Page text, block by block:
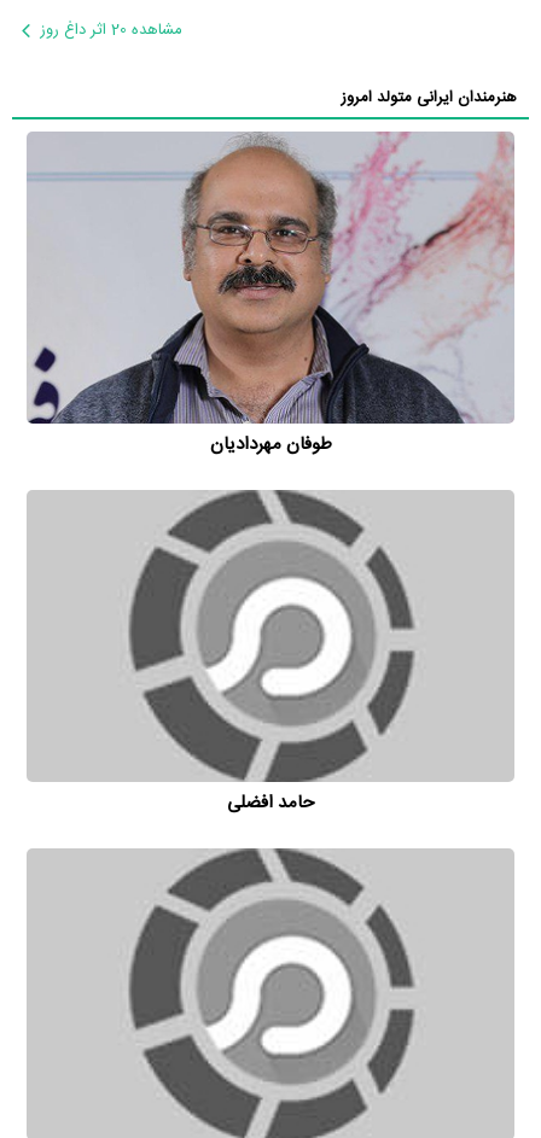
مشاهده 20 اثر داغ روز
هنرمندان ایرانی متولد امروز
طوفان مهردادیان
حامد افضلی